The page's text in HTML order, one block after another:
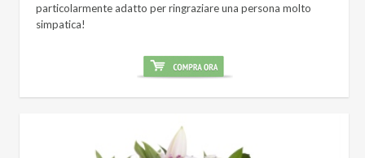
particolarmente adatto per ringraziare una persona molto
simpatica!